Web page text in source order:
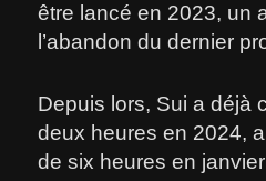
être lancé en 2023, un
l’abandon du dernier
Depuis lors, Sui a déjà
deux heures en 2024,
de six heures en